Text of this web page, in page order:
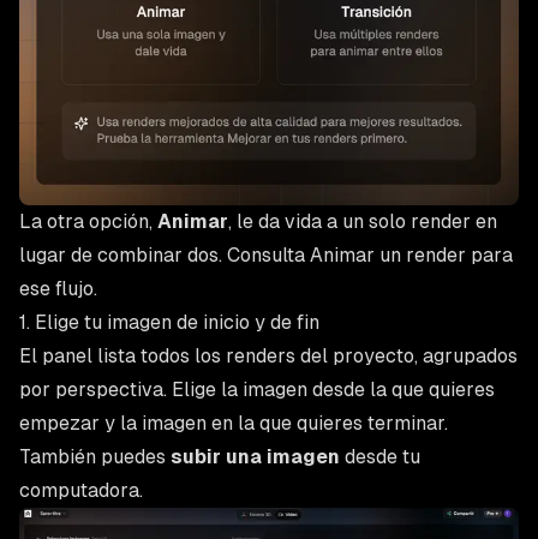
La otra opción, Animar, le da vida a un solo render en
lugar de combinar dos. Consulta Animar un render para
ese flujo.
1. Elige tu imagen de inicio y de fin
El panel lista todos los renders del proyecto, agrupados
por perspectiva. Elige la imagen desde la que quieres
empezar y la imagen en la que quieres terminar.
También puedes subir una imagen desde tu
computadora.